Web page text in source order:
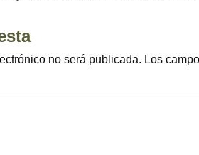
no será publicada. Los